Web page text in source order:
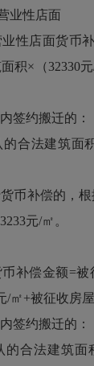
性店面
店面货币补
积×（32330
约搬迁的：
法建筑面积
补偿的，根
元/㎡。
偿金额=被
/㎡+被征收房
约搬迁的：
法建筑面积